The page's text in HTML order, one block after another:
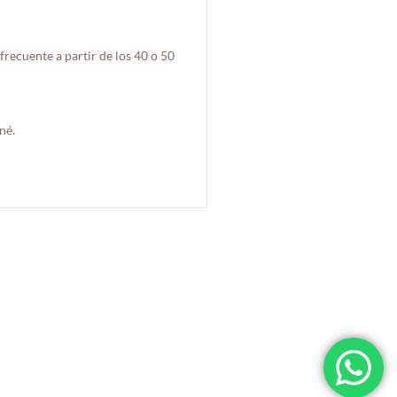
a partir de los 40 o 50